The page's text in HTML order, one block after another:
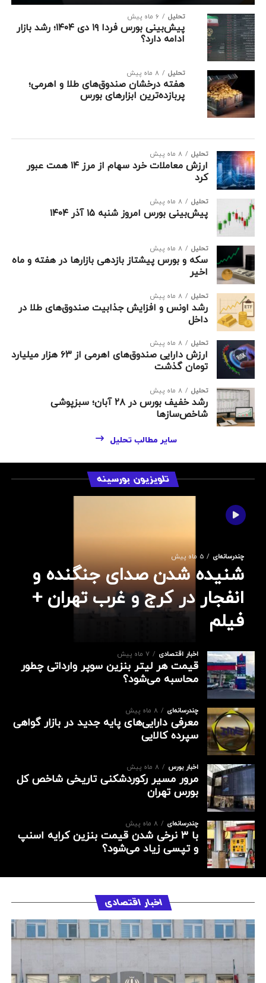
تحلیل 6 ماه پیش
پیش‌بینی بورس فردا ۱۹ دی ۱۴۰۴؛ رشد بازار
ادامه دارد؟
تحلیل 8 ماه پیش
هفته درخشان صندوق‌های طلا و اهرمی؛
پربازده‌ترین ابزارهای بورس
تحلیل 8 ماه پیش
ارزش معاملات خرد سهام از مرز ۱۴ همت عبور
کرد
تحلیل 8 ماه پیش
پیش‌بینی بورس امروز شنبه ۱۵ آذر ۱۴۰۴
تحلیل 8 ماه پیش
سکه و بورس پیشتاز بازدهی بازارها در هفته و ماه
اخیر
تحلیل 8 ماه پیش
رشد اونس و افزایش جذابیت صندوق‌های طلا در
داخل
تحلیل 8 ماه پیش
ارزش دارایی صندوق‌های اهرمی از ۶۳ هزار میلیارد
تومان گذشت
تحلیل 8 ماه پیش
رشد خفیف بورس در ۲۸ آبان؛ سبزپوشی
شاخص‌سازها
سایر مطالب تحلیل
تلویزیون بورسینه
چندرسانه‌ای 5 ماه پیش
شنیده شدن صدای جنگنده‌ و
انفجار در کرج و غرب تهران +
فیلم
اخبار اقتصادی 7 ماه پیش
قیمت هر لیتر بنزین سوپر وارداتی چطور
محاسبه می‌شود؟
چندرسانه‌ای 8 ماه پیش
معرفی دارایی‌های پایه جدید در بازار گواهی
سپرده کالایی
اخبار بورس 8 ماه پیش
مرور مسیر رکوردشکنی تاریخی شاخص کل
بورس تهران
چندرسانه‌ای 8 ماه پیش
با ۳ نرخی شدن قیمت بنزین کرایه اسنپ
و تپسی زیاد می‌شود؟
اخبار اقتصادی